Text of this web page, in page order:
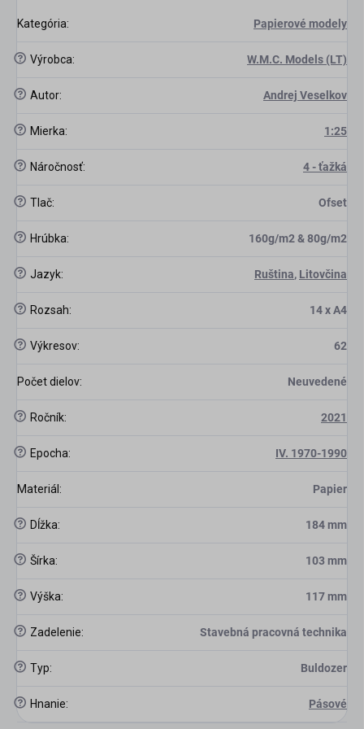
Kategória: Papierové modely
? Výrobca: W.M.C. Models (LT)
? Autor: Andrej Veselkov
? Mierka: 1:25
? Náročnosť: 4 - ťažká
? Tlač: Ofset
? Hrúbka: 160g/m2 & 80g/m2
? Jazyk: Ruština, Litovčina
? Rozsah: 14 x A4
? Výkresov: 62
Počet dielov: Neuvedené
? Ročník: 2021
? Epocha: IV. 1970-1990
Materiál : Papier
? Dĺžka: 184 mm
? Šírka: 103 mm
? Výška: 117 mm
? Zadelenie: Stavebná pracovná technika
? Typ: Buldozer
? Hnanie: Pásové